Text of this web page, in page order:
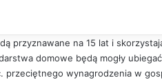
przyznawane na 15 lat i
domowe będą mogły
przeciętnego wynagrodzenia w